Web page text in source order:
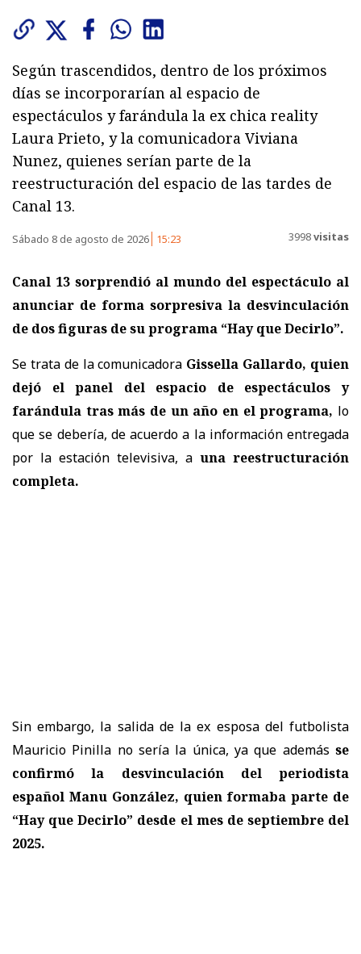
Según trascendidos, dentro de los próximos
días se incorporarían al espacio de
espectáculos y farándula la ex chica reality
Laura Prieto, y la comunicadora Viviana
Nunez, quienes serían parte de la
reestructuración del espacio de las tardes de
Canal 13.
Sábado 8 de agosto de 2026 15:23 3998visitas
Canal 13 sorprendió al mundo del espectáculo al
anunciar de forma sorpresiva la desvinculación
de dos figuras de su programa “Hay que Decirlo”.
Se trata de la comunicadora Gissella Gallardo, quien
dejó el panel del espacio de espectáculos y
farándula tras más de un año en el programa, lo
que se debería, de acuerdo a la información entregada
por la estación televisiva, a una reestructuración
completa.
Sin embargo, la salida de la ex esposa del futbolista
Mauricio Pinilla no sería la única, ya que además se
confirmó la desvinculación del periodista
español Manu González, quien formaba parte de
“Hay que Decirlo” desde el mes de septiembre del
2025.